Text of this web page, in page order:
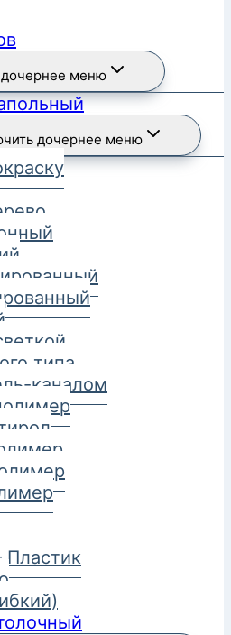
меню
дочернее меню
типа
каналом